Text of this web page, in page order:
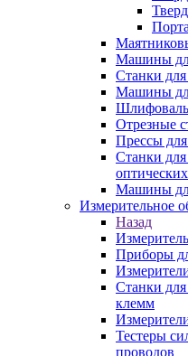
Машины
Станки для
Машины
Отрезные
Прессы для
Станки
Машины
Измерительное
Назад
Приборы
Станки для
клемм
Тестеры
проводов